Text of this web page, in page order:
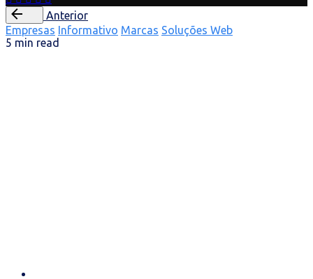
Anterior
Empresas Informativo Marcas Soluções Web
5 min read